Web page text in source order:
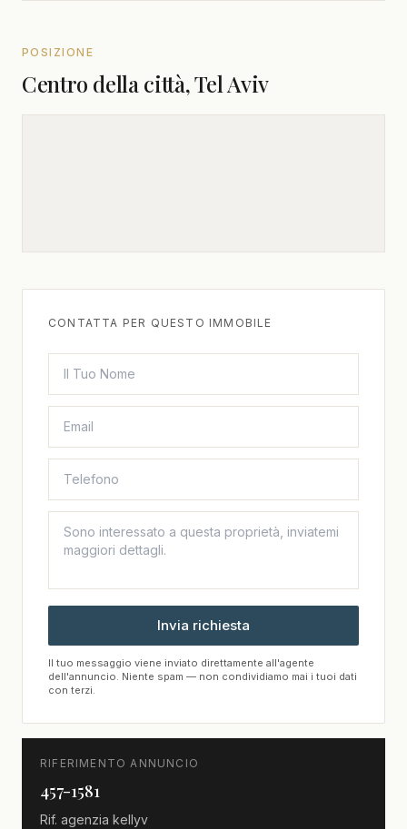
POSIZIONE
Centro della città, Tel Aviv
CONTATTA PER QUESTO IMMOBILE
Invia richiesta
Il tuo messaggio viene inviato direttamente all'agente
dell'annuncio. Niente spam — non condividiamo mai i tuoi dati
con terzi.
RIFERIMENTO ANNUNCIO
457-1581
Rif. agenzia kellyv